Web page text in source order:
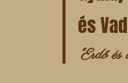
és
"Erdő